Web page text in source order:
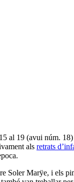
al 19 (avui núm.
als retrats
Soler Marÿe, i els